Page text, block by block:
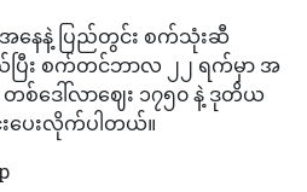
နေနဲ့ ပြည်တွင်း စက်သုံးဆီ
ပြီး စက်တင်ဘာလ ၂၂ ရက်မှာ အ
စ်ဒေါ်လာဈေး ၁၇၅၀ နဲ့ ဒုတိယ
းပေးလိုက်ပါတယ်။